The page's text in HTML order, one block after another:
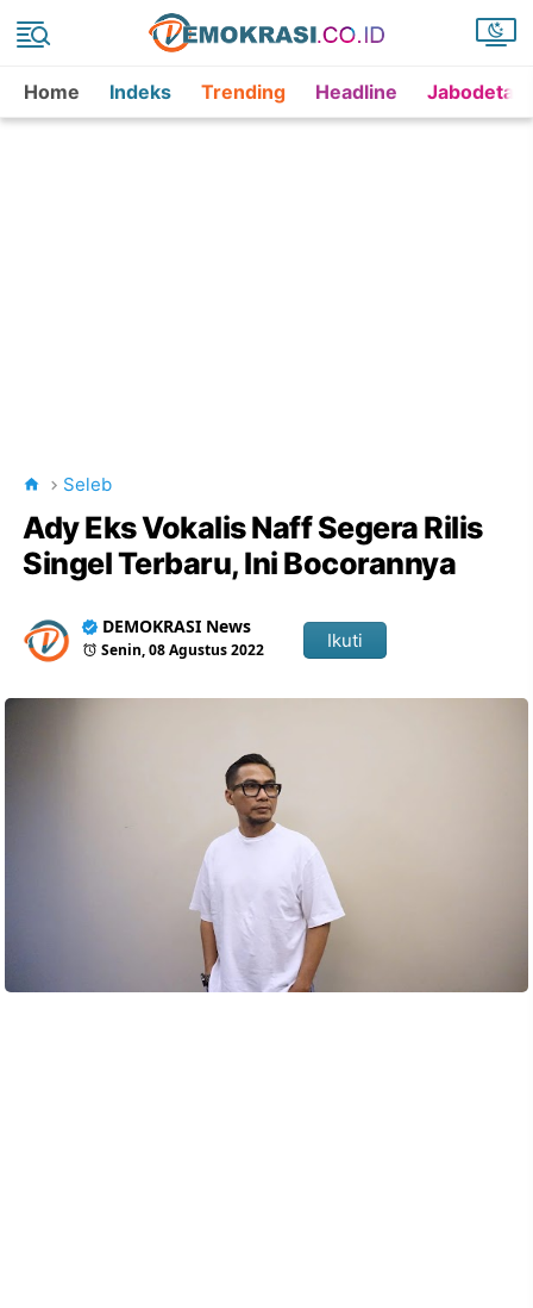
Home Indeks Trending Headline
Seleb
Ady Eks Vokalis Naff Segera Rilis
Singel Terbaru, Ini Bocorannya
DEMOKRASI News
Senin, 08 Agustus 2022 Ikuti